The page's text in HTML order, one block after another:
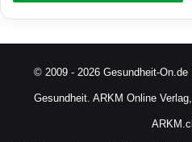
© 2009 - 2026 Gesundheit-
Gesundheit. ARKM Online